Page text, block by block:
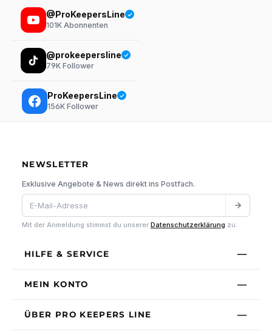
@ProKeepersLine
101K Abonnenten
@prokeepersline
79K Follower
ProKeepersLine
156K Follower
NEWSLETTER
Exklusive Angebote & News direkt ins Postfach.
Mit der Anmeldung stimmst du unserer Datenschutzerklärung zu.
HILFE & SERVICE
MEIN KONTO
ÜBER PRO KEEPERS LINE